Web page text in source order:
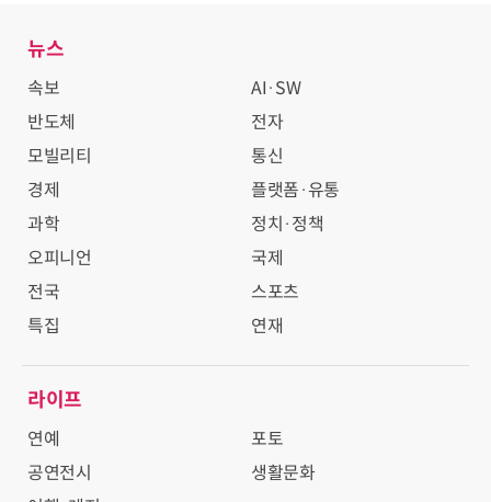
뉴스
속보
AI·SW
반도체
전자
모빌리티
통신
경제
플랫폼·유통
과학
정치·정책
오피니언
국제
전국
스포츠
특집
연재
라이프
연예
포토
공연전시
생활문화